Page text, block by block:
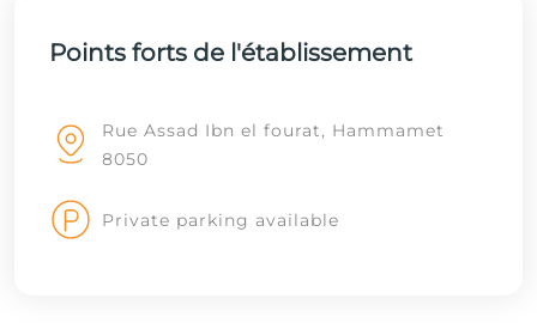
Points forts de l'établissement
Rue Assad Ibn el fourat, Hammamet
8050
Private parking available